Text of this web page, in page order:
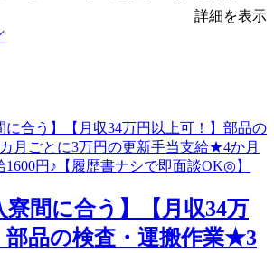
詳細を表示
寮間に合う】【月収34万
部品の検査・運搬作業★3